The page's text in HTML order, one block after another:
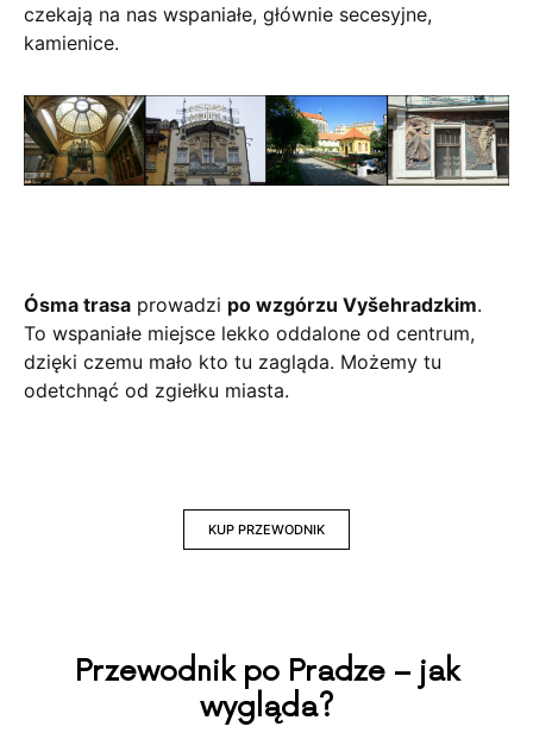
czekają na nas wspaniałe, głównie secesyjne,
kamienice.
Ósma trasa prowadzi po wzgórzu Vyšehradzkim.
To wspaniałe miejsce lekko oddalone od centrum,
dzięki czemu mało kto tu zagląda. Możemy tu
odetchnąć od zgiełku miasta.
KUP PRZEWODNIK
Przewodnik po Pradze – jak
wygląda?